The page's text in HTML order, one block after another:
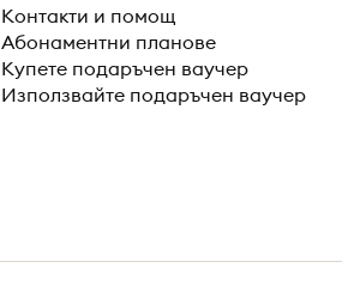
Контакти и помощ
Абонаментни планове
Купете подаръчен ваучер
Използвайте подаръчен ваучер